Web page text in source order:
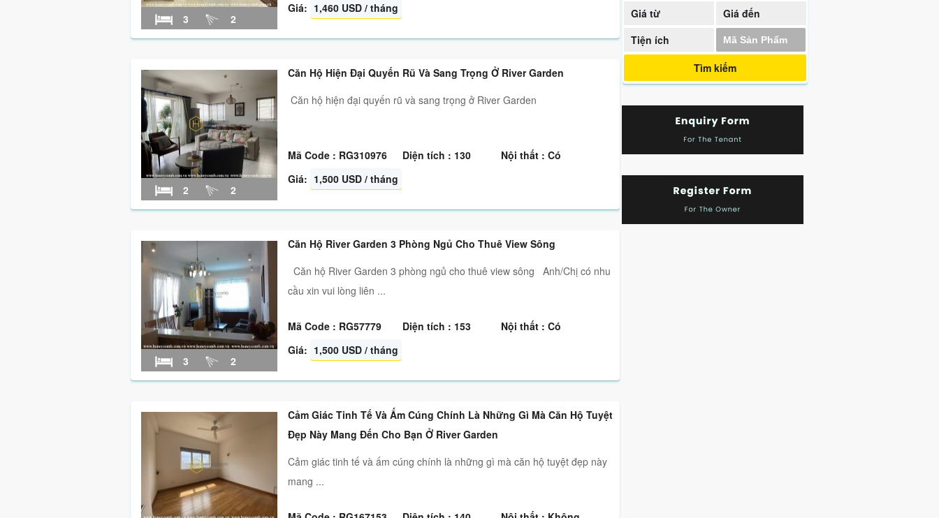
3 2
Giá: 1,460 USD / tháng
2 2
Căn Hộ Hiện Đại Quyến Rũ Và Sang Trọng Ở River Garden
Căn hộ hiện đại quyến rũ và sang trọng ở River Garden
Mã Code : RG310976 Diện tích : 130
Nội thất : Có
Giá: 1,500 USD / tháng
3 2
Căn Hộ River Garden 3 Phòng Ngủ Cho Thuê View Sông
Căn hộ River Garden 3 phòng ngủ cho thuê view sông Anh/Chị có nhu
cầu xin vui lòng liên ...
Mã Code : RG57779 Diện tích : 153
Nội thất : Có
Giá: 1,500 USD / tháng
Cảm Giác Tinh Tế Và Ấm Cúng Chính Là Những Gì Mà Căn Hộ Tuyệt
Đẹp Này Mang Đến Cho Bạn Ở River Garden
Cảm giác tinh tế và ấm cúng chính là những gì mà căn hộ tuyệt đẹp này
mang ...
Giá từ
Giá đến
Tiện ích